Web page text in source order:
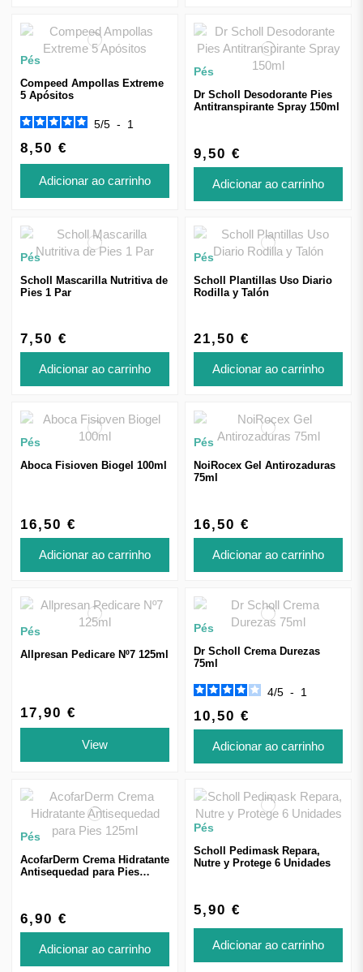
Pés
Compeed Ampollas Extreme
5 Apósitos
5/5 - 1
8,50 €
Adicionar ao carrinho
Pés
Dr Scholl Desodorante Pies
Antitranspirante Spray 150ml
9,50 €
Adicionar ao carrinho
Pés
Scholl Mascarilla Nutritiva de
Pies 1 Par
7,50 €
Adicionar ao carrinho
Pés
Scholl Plantillas Uso Diario
Rodilla y Talón
21,50 €
Adicionar ao carrinho
Pés
Aboca Fisioven Biogel 100ml
16,50 €
Adicionar ao carrinho
Pés
NoiRocex Gel Antirozaduras
75ml
16,50 €
Adicionar ao carrinho
Pés
Allpresan Pedicare Nº7 125ml
17,90 €
View
Pés
Dr Scholl Crema Durezas
75ml
4/5 - 1
10,50 €
Adicionar ao carrinho
Pés
AcofarDerm Crema Hidratante
Antisequedad para Pies
6,90 €
Adicionar ao carrinho
Pés
Scholl Pedimask Repara,
Nutre y Protege 6 Unidades
5,90 €
Adicionar ao carrinho